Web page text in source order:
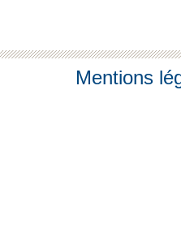
Mentions